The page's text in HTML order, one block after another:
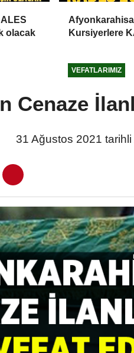
olacak
Kursiyerlere
VEFATLARIMIZ
Cenaze
31 Ağustos 2021